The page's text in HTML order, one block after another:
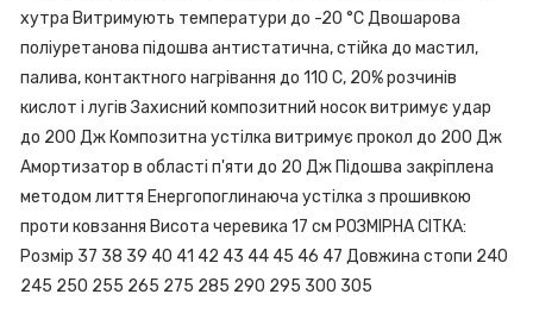
хутра Витримують температури до -20 °С Двошарова
поліуретанова підошва антистатична, стійка до мастил,
палива, контактного нагрівання до 110 С, 20% розчинів
кислот і лугів Захисний композитний носок витримує удар
до 200 Дж Композитна устілка витримує прокол до 200 Дж
Амортизатор в області п'яти до 20 Дж Підошва закріплена
методом лиття Енергопоглинаюча устілка з прошивкою
проти ковзання Висота черевика 17 см РОЗМІРНА СІТКА:
Розмір 37 38 39 40 41 42 43 44 45 46 47 Довжина стопи 240
245 250 255 265 275 285 290 295 300 305